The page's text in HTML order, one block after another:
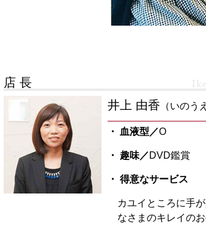
店 長
井上 由香 （いのう
・ 血液型／O
・ 趣味／DVD鑑賞
・ 得意なサービス
カユイところに手
なさまのキレイの